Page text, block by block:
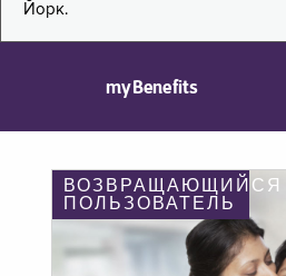
Йорк.
myBenefits
ВОЗВРАЩАЮЩИЙСЯ
ПОЛЬЗОВАТЕЛЬ